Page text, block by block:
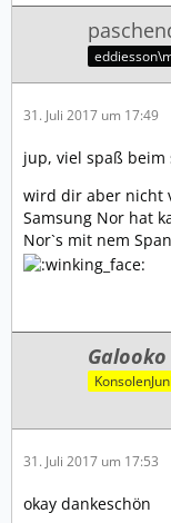
31. Juli 2017 um 17:49
jup, viel spaß beim
wird dir aber nicht
Samsung Nor hat
Nor`s mit nem
Galooko
31. Juli 2017 um 17:53
okay dankeschön